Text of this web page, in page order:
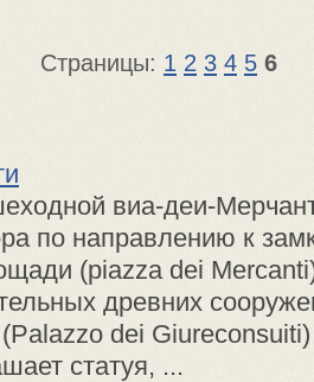
Страницы: 1 2 3 4 5 6
виа-деи-
по направлению к
(piazza dei
древних
dei
статуя, ...